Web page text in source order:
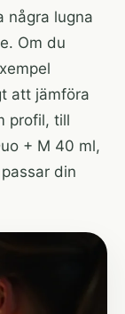
några lugna
Om du
att jämföra
profil, till
+ M 40 ml,
din